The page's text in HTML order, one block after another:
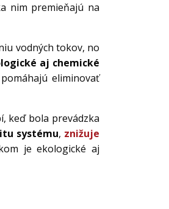
nim premieňajú na
vodných tokov, no
aj chemické
eliminovať
keď bola prevádzka
systému, znižuje
je ekologické aj